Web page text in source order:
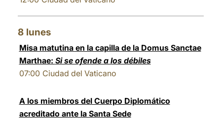
8 lunes
Misa matutina en la capilla de la Domus Sanctae
Marthae: Si se ofende a los débiles
07:00 Ciudad del Vaticano
A los miembros del Cuerpo Diplomático
acreditado ante la Santa Sede